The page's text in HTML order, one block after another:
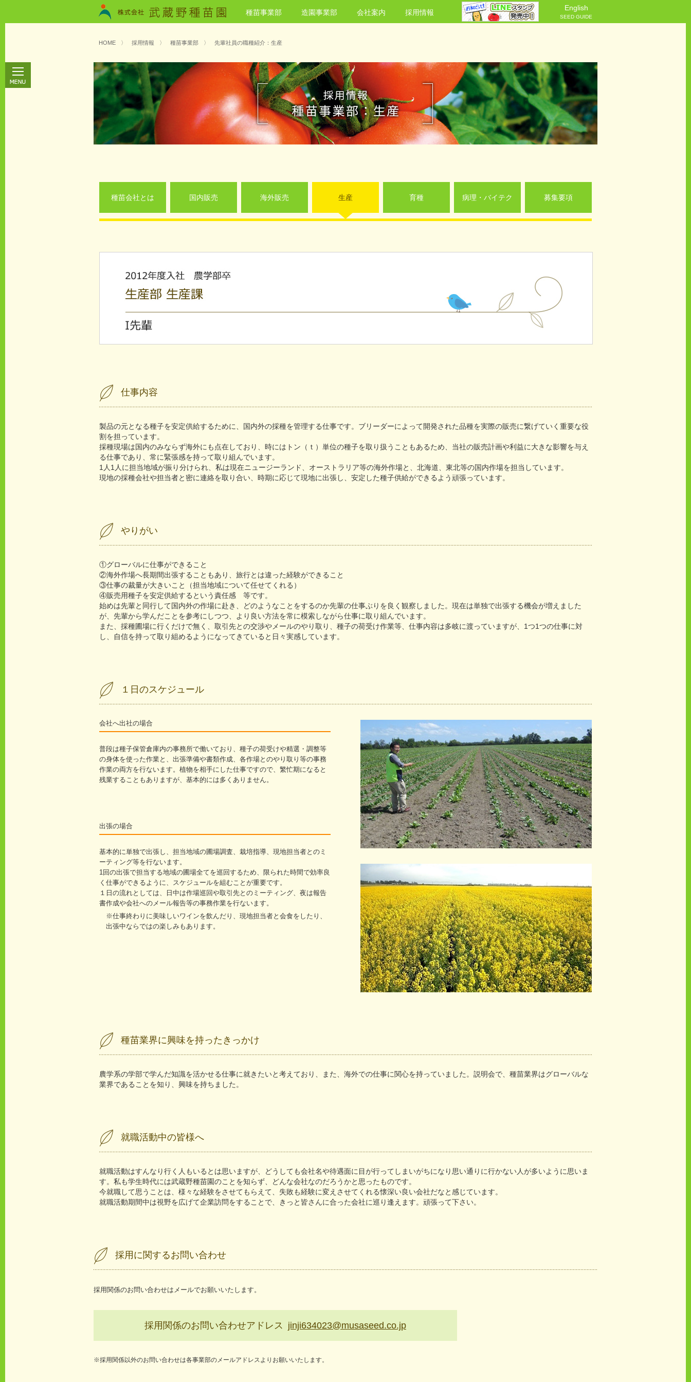
種苗事業部 造園事業部 会社案内 採用情報
English
SEED GUIDE
HOME 〉 採用情報 〉 種苗事業部 〉 先輩社員の職種紹介：生産
種苗会社とは 国内販売 海外販売 生産 育種 病理・バイテク 募集要項
仕事内容
製品の元となる種子を安定供給するために、国内外の採種を管理する仕事です。ブリーダーによって開発された品種を実際の販売に繋げていく重要な役
割を担っています。
採種現場は国内のみならず海外にも点在しており、時にはトン（ｔ）単位の種子を取り扱うこともあるため、当社の販売計画や利益に大きな影響を与え
る仕事であり、常に緊張感を持って取り組んでいます。
1人1人に担当地域が振り分けられ、私は現在ニュージーランド、オーストラリア等の海外作場と、北海道、東北等の国内作場を担当しています。
現地の採種会社や担当者と密に連絡を取り合い、時期に応じて現地に出張し、安定した種子供給ができるよう頑張っています。
やりがい
①グローバルに仕事ができること
②海外作場へ長期間出張することもあり、旅行とは違った経験ができること
③仕事の裁量が大きいこと（担当地域について任せてくれる）
④販売用種子を安定供給するという責任感 等です。
始めは先輩と同行して国内外の作場に赴き、どのようなことをするのか先輩の仕事ぶりを良く観察しました。現在は単独で出張する機会が増えました
が、先輩から学んだことを参考にしつつ、より良い方法を常に模索しながら仕事に取り組んでいます。
また、採種圃場に行くだけで無く、取引先との交渉やメールのやり取り、種子の荷受け作業等、仕事内容は多岐に渡っていますが、1つ1つの仕事に対
し、自信を持って取り組めるようになってきていると日々実感しています。
１日のスケジュール
会社へ出社の場合
普段は種子保管倉庫内の事務所で働いており、種子の荷受けや精選・調整等
の身体を使った作業と、出張準備や書類作成、各作場とのやり取り等の事務
作業の両方を行ないます。植物を相手にした仕事ですので、繁忙期になると
残業することもありますが、基本的には多くありません。
出張の場合
基本的に単独で出張し、担当地域の圃場調査、栽培指導、現地担当者とのミ
ーティング等を行ないます。
1回の出張で担当する地域の圃場全てを巡回するため、限られた時間で効率良
く仕事ができるように、スケジュールを組むことが重要です。
１日の流れとしては、日中は作場巡回や取引先とのミーティング、夜は報告
書作成や会社へのメール報告等の事務作業を行ないます。
※仕事終わりに美味しいワインを飲んだり、現地担当者と会食をしたり、
出張中ならではの楽しみもあります。
種苗業界に興味を持ったきっかけ
農学系の学部で学んだ知識を活かせる仕事に就きたいと考えており、また、海外での仕事に関心を持っていました。説明会で、種苗業界はグローバルな
業界であることを知り、興味を持ちました。
就職活動中の皆様へ
就職活動はすんなり行く人もいるとは思いますが、どうしても会社名や待遇面に目が行ってしまいがちになり思い通りに行かない人が多いように思いま
す。私も学生時代には武蔵野種苗園のことを知らず、どんな会社なのだろうかと思ったものです。
今就職して思うことは、様々な経験をさせてもらえて、失敗も経験に変えさせてくれる懐深い良い会社だなと感じています。
就職活動期間中は視野を広げて企業訪問をすることで、きっと皆さんに合った会社に巡り逢えます。頑張って下さい。
採用に関するお問い合わせ
採用関係のお問い合わせはメールでお願いいたします。
採用関係のお問い合わせアドレス jinji634023@musaseed.co.jp
※採用関係以外のお問い合わせは各事業部のメールアドレスよりお願いいたします。